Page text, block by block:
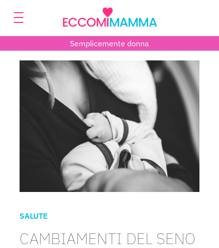
Semplicemente donna
SALUTE
CAMBIAMENTI DEL SENO